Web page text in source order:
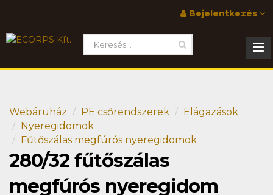
Bejelentkezés
Webáruház PE csőrendszerek
Elágazások
Nyeregidomok
Fűtőszálas megfúrós nyeregidomok
280/32 fűtőszálas
megfúrós nyeregidom